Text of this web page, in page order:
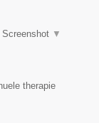
Screenshot ▼
therapie